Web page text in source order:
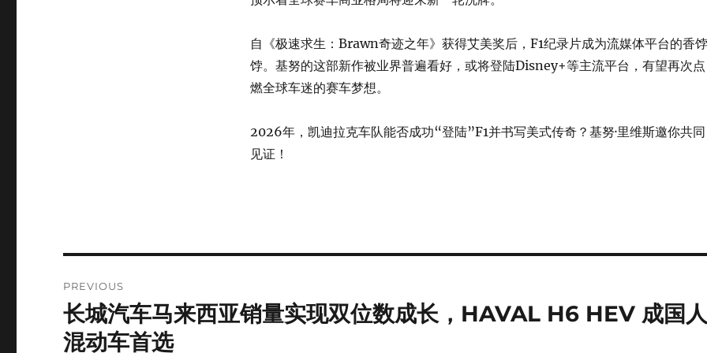
自《极速求生：Brawn奇迹之年》获得艾美奖后，F1纪录片成为流媒体平台的香饽
饽。基努的这部新作被业界普遍看好，或将登陆Disney+等主流平台，有望再次点
燃全球车迷的赛车梦想。
2026年，凯迪拉克车队能否成功“登陆”F1并书写美式传奇？基努·里维斯邀你共同
见证！
navigation
PREVIOUS
Previous
post:
长城汽车马来西亚销量实现双位数成长，HAVAL H6 HEV 成国
混动车首选